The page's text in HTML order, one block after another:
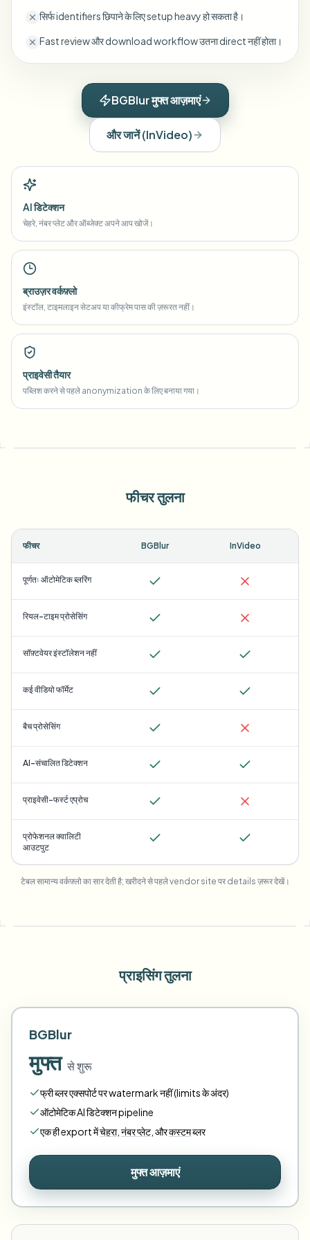
सिर्फ identifiers छिपाने के लिए setup heavy हो सकता है।
Fast review और download workflow उतना direct नहीं होता।
BGBlur मुफ्त आज़माएं
और जानें(InVideo)
AI डिटेक्शन
चेहरे, नंबर प्लेट और ऑब्जेक्ट अपने आप खोजें।
ब्राउज़र वर्कफ़्लो
इंस्टॉल, टाइमलाइन सेटअप या कीफ्रेम पास की ज़रूरत नहीं।
प्राइवेसी तैयार
पब्लिश करने से पहले anonymization के लिए बनाया गया।
फीचर तुलना
फीचर BGBlur InVideo
पूर्णतः ऑटोमेटिक ब्लरिंग
रियल-टाइम प्रोसेसिंग
सॉफ़्टवेयर इंस्टॉलेशन नहीं
कई वीडियो फॉर्मेट
बैच प्रोसेसिंग
AI-संचालित डिटेक्शन
प्राइवेसी-फर्स्ट एप्रोच
प्रोफेशनल क्वालिटी
आउटपुट
टेबल सामान्य वर्कफ़्लो का सार देती है; खरीदने से पहले vendor site पर details ज़रूर देखें।
प्राइसिंग तुलना
BGBlur
मुफ्त से शुरू
फ्री ब्लर एक्सपोर्ट पर watermark नहीं (limits के अंदर)
ऑटोमेटिक AI डिटेक्शन pipeline
एक ही export मेंचेहरा, नंबर प्लेट औरकस्टमब्लर
मुफ्त आज़माएं